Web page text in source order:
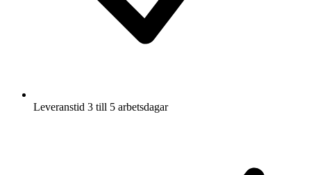
Leveranstid 3 till 5 arbetsdagar